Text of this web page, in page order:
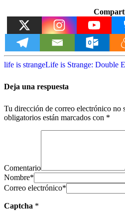
life is strangeLife is Strange: Double
Deja una respuesta
Tu dirección de correo electrónico no
obligatorios están marcados con *
Comentario
Nombre*
Correo electrónico*
Captcha *